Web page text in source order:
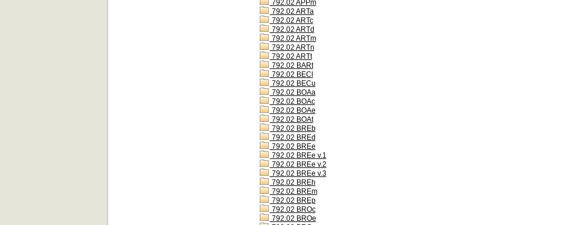
792.02 APPm
792.02 ARTa
792.02 ARTc
792.02 ARTd
792.02 ARTm
792.02 ARTn
792.02 ARTt
792.02 BARt
792.02 BECl
792.02 BECu
792.02 BOAa
792.02 BOAc
792.02 BOAe
792.02 BOAt
792.02 BREb
792.02 BREd
792.02 BREe
792.02 BREe v.1
792.02 BREe v.2
792.02 BREe v.3
792.02 BREh
792.02 BREm
792.02 BREp
792.02 BROc
792.02 BROe